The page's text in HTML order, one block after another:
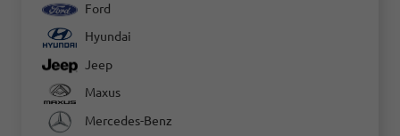
Ford
Hyundai
Jeep
Maxus
Mercedes-Benz